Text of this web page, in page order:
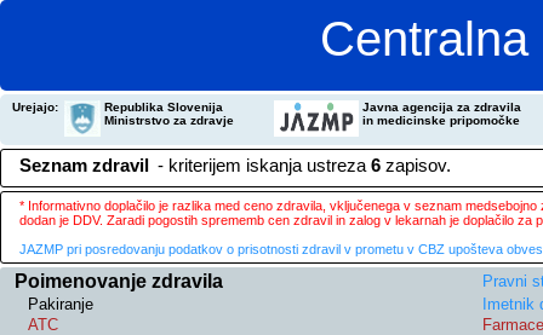
Urejajo:
Republika Slovenija
Ministrstvo za zdravje
Javna agencija za zdravila
in medicinske pripomočke
Seznam zdravil - kriterijem iskanja ustreza 6 zapisov.
* Informativno doplačilo je razlika med ceno zdravila, vključenega v seznam
dodan je DDV. Zaradi pogostih sprememb cen zdravil in zalog v lekarnah je doplačilo
JAZMP pri posredovanju podatkov o prisotnosti zdravil v prometu v CBZ upošteva
Poimenovanje zdravila
Pravni
Pakiranje
Imetnik
ATC